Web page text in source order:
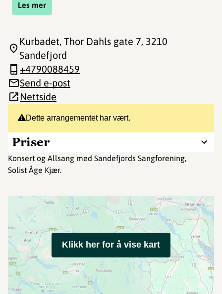
Les mer
Dette arrangementet har vært.
Priser
Konsert og Allsang med Sandefjords Sangforening,
Solist Åge Kjær.
Kurbadet, Thor Dahls gate 7, 3210
Sandefjord
+4790088459
Send e-post
Nettside
Klikk her for å vise kart